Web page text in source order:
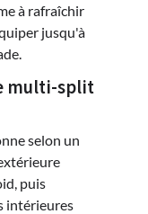
à rafraîchir
jusqu'à
multi-split
selon un
puis
intérieures